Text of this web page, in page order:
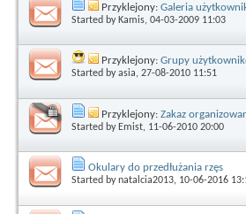
Przyklejony: Galeria
Started by Kamis, 04-03-2009 11:03
Przyklejony: Grupy
Started byasia, 27-08-2010 11:51
Przyklejony: Zakaz
Started by Emist, 11-06-2010 20:00
Okulary do przedłużania rzęs
Started bynatalcia2013, 10-06-2016